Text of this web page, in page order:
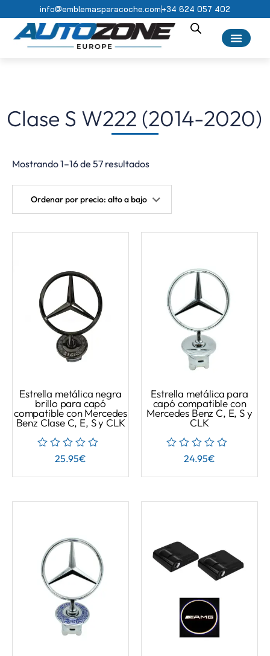
info@emblemasparacoche.com+34 624 057 402
Clase S W222 (2014-2020)
Mostrando 1–16 de 57 resultados
Ordenar por precio: alto a bajo
Estrella metálica negra
brillo para capó
compatible con Mercedes
Benz Clase C, E, S y CLK
25.95€
Estrella metálica para
capó compatible con
Mercedes Benz C, E, S y
CLK
24.95€